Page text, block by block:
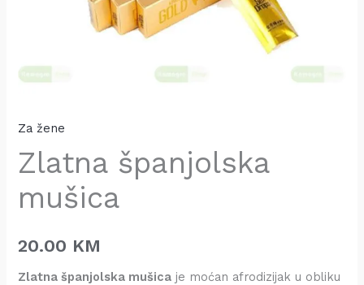
Za žene
Zlatna španjolska
mušica
20.00 KM
Zlatna španjolska mušica je moćan afrodizijak u obliku